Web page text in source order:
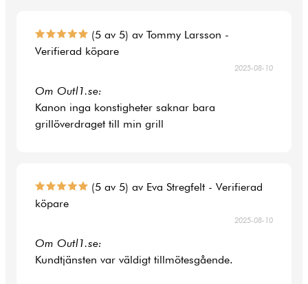
(5 av 5) av Tommy Larsson -
Verifierad köpare
2025-08-10
Om Outl1.se:
Kanon inga konstigheter saknar bara
grillöverdraget till min grill
(5 av 5) av Eva Stregfelt - Verifierad
köpare
2025-08-10
Om Outl1.se:
Kundtjänsten var väldigt tillmötesgående.